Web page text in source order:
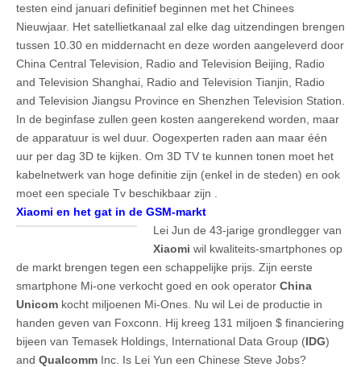
testen eind januari definitief beginnen met het Chinees
Nieuwjaar. Het satellietkanaal zal elke dag uitzendingen brengen
tussen 10.30 en middernacht en deze worden aangeleverd door
China Central Television, Radio and Television Beijing, Radio
and Television Shanghai, Radio and Television Tianjin, Radio
and Television Jiangsu Province en Shenzhen Television Station.
In de beginfase zullen geen kosten aangerekend worden, maar
de apparatuur is wel duur. Oogexperten raden aan maar één
uur per dag 3D te kijken. Om 3D TV te kunnen tonen moet het
kabelnetwerk van hoge definitie zijn (enkel in de steden) en ook
moet een speciale Tv beschikbaar zijn .
Xiaomi en het gat in de GSM-markt
Lei Jun de 43-jarige grondlegger van
Xiaomi wil kwaliteits-smartphones op
de markt brengen tegen een schappelijke prijs. Zijn eerste
smartphone Mi-one verkocht goed en ook operator China
Unicom kocht miljoenen Mi-Ones. Nu wil Lei de productie in
handen geven van Foxconn. Hij kreeg 131 miljoen $ financiering
bijeen van Temasek Holdings, International Data Group (IDG)
and Qualcomm Inc. Is Lei Yun een Chinese Steve Jobs?